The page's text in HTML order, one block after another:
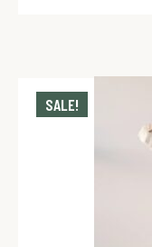
SALE!